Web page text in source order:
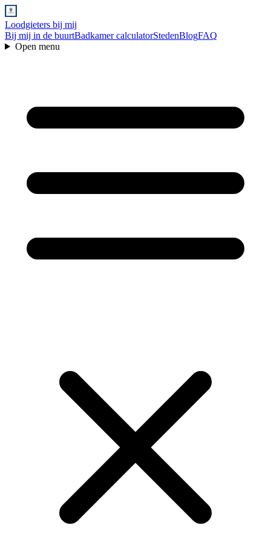
Loodgieters bij mij
Bij mij in de buurtBadkamer calculatorStedenBlogFAQ
Open menu